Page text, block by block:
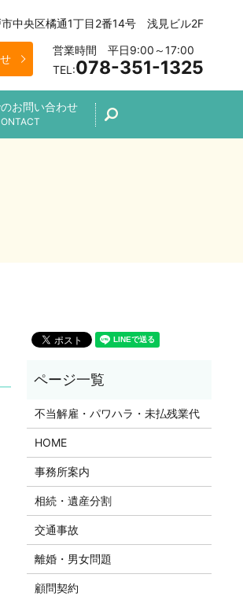
中央区橘通1丁目2番14号 浅見ビル2F
営業時間 平日9:00～17:00
TEL:078-351-1325
お問い合わせ
search
不当解雇・パワハラ・未払残業代
HOME
事務所案内
相続・遺産分割
交通事故
離婚・男女問題
顧問契約